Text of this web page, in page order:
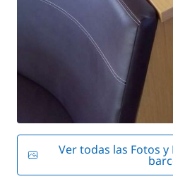
Ver todas las Fotos